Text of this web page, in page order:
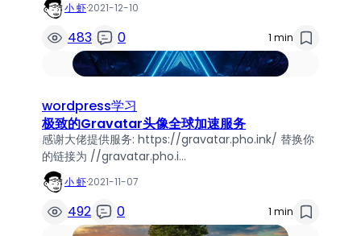
小 虾·2021-12-10
483 0 1 min
wordpress学习
极致的Gravatar头像全球加速服务
感谢大佬提供服务: https://gravatar.pho.ink/ 替换你
的链接为 //gravatar.pho.i…
小 虾·2021-11-07
492 0 1 min